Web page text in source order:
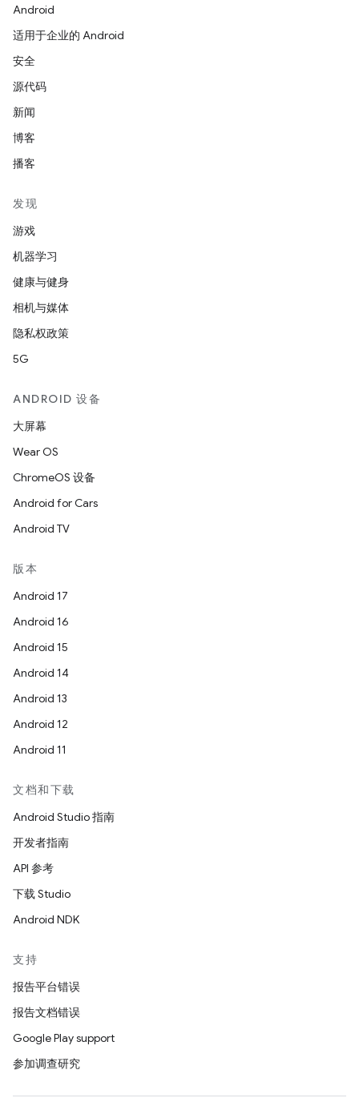
Android
适用于企业的 Android
安全
源代码
新闻
博客
播客
发现
游戏
机器学习
健康与健身
相机与媒体
隐私权政策
5G
ANDROID 设备
大屏幕
Wear OS
ChromeOS 设备
Android for Cars
Android TV
版本
Android 17
Android 16
Android 15
Android 14
Android 13
Android 12
Android 11
文档和下载
Android Studio 指南
开发者指南
API 参考
下载 Studio
Android NDK
支持
报告平台错误
报告文档错误
Google Play support
参加调查研究